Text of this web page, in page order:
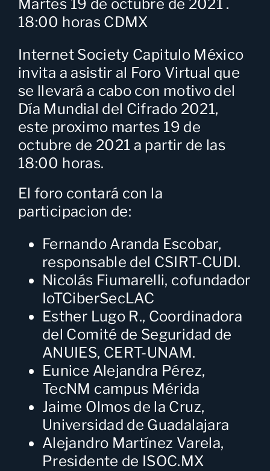
Martes 19 de octubre de 2021 .
18:00 horas CDMX
Internet Society Capitulo México
invita a asistir al Foro Virtual que
se llevará a cabo con motivo del
Día Mundial del Cifrado 2021,
este proximo martes 19 de
octubre de 2021 a partir de las
18:00 horas.
El foro contará con la
participacion de:
Fernando Aranda Escobar,
responsable del CSIRT-CUDI.
Nicolás Fiumarelli, cofundador
IoTCiberSecLAC
Esther Lugo R., Coordinadora
del Comité de Seguridad de
ANUIES, CERT-UNAM.
Eunice Alejandra Pérez,
TecNM campus Mérida
Jaime Olmos de la Cruz,
Universidad de Guadalajara
Alejandro Martínez Varela,
Presidente de ISOC.MX